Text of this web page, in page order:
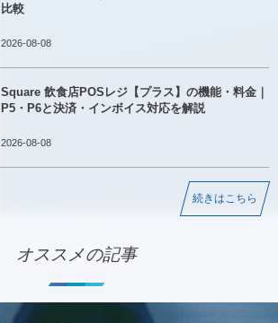
比較
2026-08-08
Square 飲食店POSレジ【プラス】の機能・料金｜
P5・P6と決済・インボイス対応を解説
2026-08-08
続きはこちら
オススメの記事